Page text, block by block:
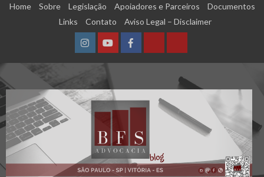
SkipHome Sobre Legislação Apoiadores e Parceiros
Documentos
Links
Contato Aviso Legal – Disclaimer
InstagramYouTubeFacebookCalculadora
Qualidade
de
Segurado
(INSS)
Calculadora
Tempo
de
Contribuição